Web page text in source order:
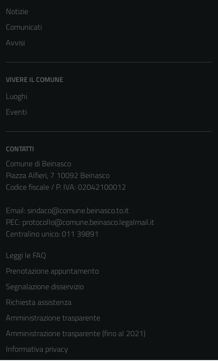
Notizie
Comunicati
Avvisi
VIVERE IL COMUNE
Luoghi
Eventi
CONTATTI
Comune di Beinasco
Piazza Alfieri, 7 10092 Beinasco
Codice fiscale / P. IVA: 02042100012
Email: sindaco@comune.beinasco.to.it
PEC: protocollo@comune.beinasco.legalmail.it
Centralino unico: 011 39891
Leggi le FAQ
Prenotazione appuntamento
Segnalazione disservizio
Richiesta assistenza
Amministrazione trasparente
Amministrazione trasparente (fino al 2021)
Informativa privacy